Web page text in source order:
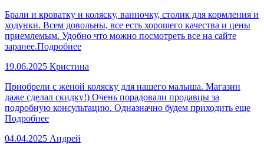
Брали и кроватку и коляску, ванночку, столик для кормления и
ходунки. Всем довольны, все есть хорошего качества и цены
приемлемым. Удобно что можно посмотреть все на сайте
заранее.Подробнее
19.06.2025 Кристина
Приобрели с женой коляску для нашего малыша. Магазин
даже сделал скидку!) Очень порадовали продавцы за
подробную консультацию. Одназначно будем приходить еще
Подробнее
04.04.2025 Андрей